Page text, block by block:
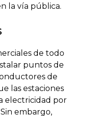
la vía pública.
de todo
puntos de
de
las estaciones
electricidad por
embargo,